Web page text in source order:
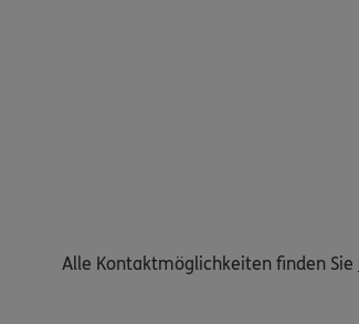
Alle Kontaktmöglichkeiten finden Sie